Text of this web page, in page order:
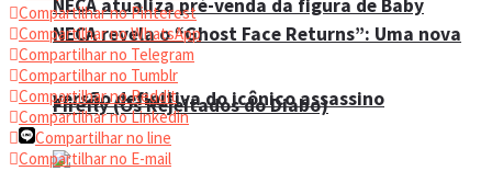
NECA atualiza pré-venda da figura de Baby
Firefly (Os Rejeitados do Diabo)
NECA revela o “Ghost Face Returns”: Uma nova
versão definitiva do icônico assassino
Compartilhar no Pinterest
Compartilhar no WhatsApp
Compartilhar no Telegram
Compartilhar no Tumblr
Compartilhar no Reddit
Compartilhar no Linkedin
Compartilhar no line
Compartilhar no E-mail